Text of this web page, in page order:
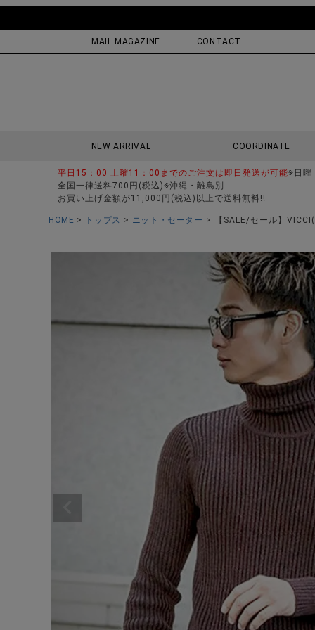
MAIL MAGAZINE CONTACT
NEW ARRIVAL COORDINATE
平日15：00 土曜11：00までのご注文は即日発送が可能※日曜
全国一律送料700円(税込)※沖縄・離島別
お買い上げ金額が11,000円(税込)以上で送料無料!!
HOME トップス ニット・セーター 【SALE/セール】